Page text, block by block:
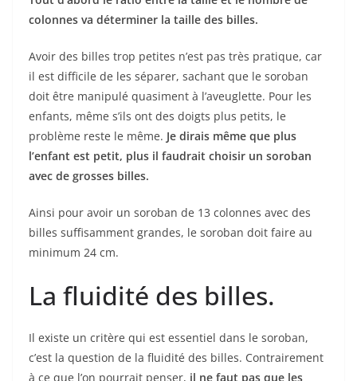
colonnes va déterminer la taille des billes.
Avoir des billes trop petites n’est pas très pratique, car
il est difficile de les séparer, sachant que le soroban
doit être manipulé quasiment à l’aveuglette. Pour les
enfants, même s’ils ont des doigts plus petits, le
problème reste le même. Je dirais même que plus
l’enfant est petit, plus il faudrait choisir un soroban
avec de grosses billes.
Ainsi pour avoir un soroban de 13 colonnes avec des
billes suffisamment grandes, le soroban doit faire au
minimum 24 cm.
La fluidité des billes.
Il existe un critère qui est essentiel dans le soroban,
c’est la question de la fluidité des billes. Contrairement
à ce que l’on pourrait penser, il ne faut pas que les